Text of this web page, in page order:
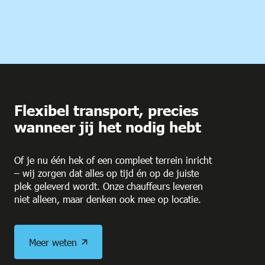
Flexibel transport, precies
wanneer jij het nodig hebt
Of je nu één hek of een compleet terrein inricht
– wij zorgen dat alles op tijd én op de juiste
plek geleverd wordt. Onze chauffeurs leveren
niet alleen, maar denken ook mee op locatie.
Meer weten